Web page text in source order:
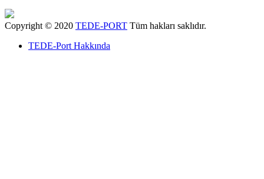
Copyright © 2020 TEDE-PORT Tüm hakları saklıdır.
TEDE-Port Hakkında